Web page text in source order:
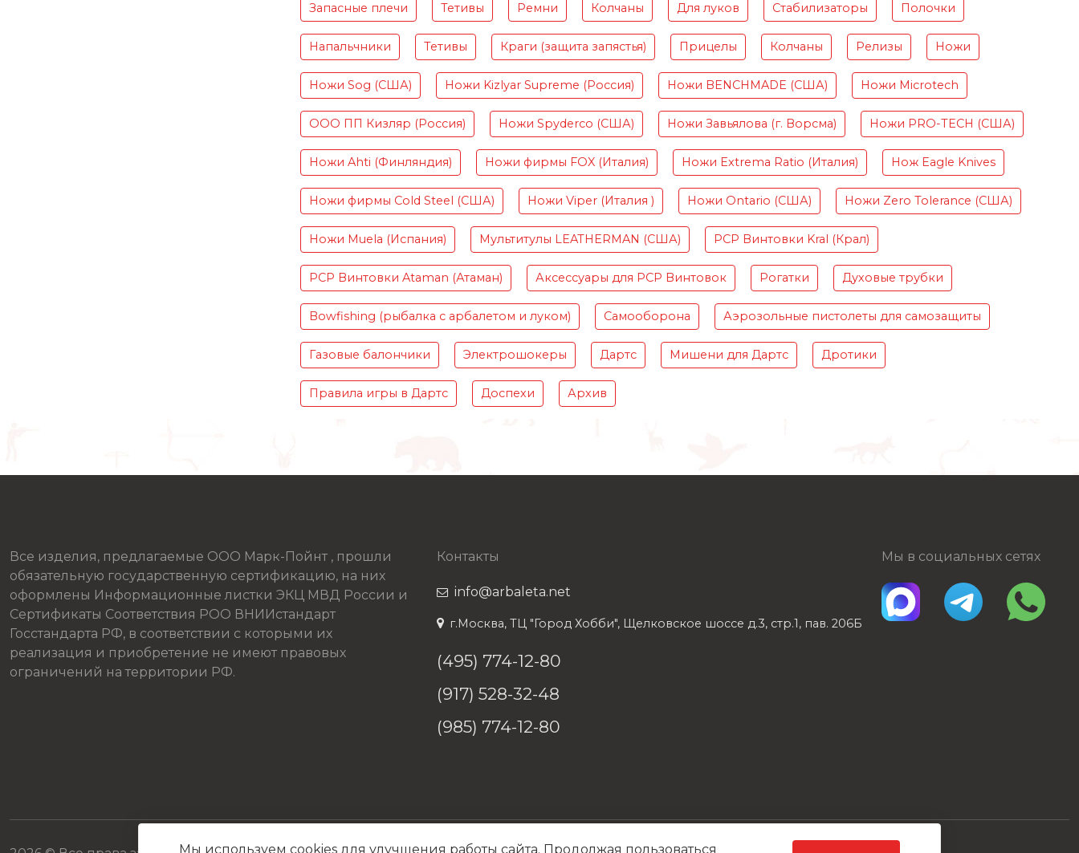
Запасные плечи Тетивы Ремни Колчаны Для луков Стабилизаторы Полочки
Напальчники Тетивы Краги (защита запястья) Прицелы Колчаны Релизы Ножи
Ножи Sog (США) Ножи Kizlyar Supreme (Россия) Ножи BENCHMADE (США) Ножи Microtech
ООО ПП Кизляр (Россия) Ножи Spyderco (США) Ножи Завьялова (г. Ворсма) Ножи PRO-TECH (США)
Ножи Ahti (Финляндия) Ножи фирмы FOX (Италия) Ножи Extrema Ratio (Италия) Нож Eagle Knives
Ножи фирмы Cold Steel (США) Ножи Viper (Италия ) Ножи Ontario (США) Ножи Zero Tolerance (США)
Ножи Muela (Испания) Мультитулы LEATHERMAN (США) PCP Винтовки Kral (Крал)
PCP Винтовки Ataman (Атаман) Аксессуары для PCP Винтовок Рогатки Духовые трубки
Bowfishing (рыбалка с арбалетом и луком) Самооборона Аэрозольные пистолеты для самозащиты
Газовые балончики Электрошокеры Дартс Мишени для Дартс Дротики
Правила игры в Дартс Доспехи Архив
Все изделия, предлагаемые ООО Марк-Пойнт , прошли
обязательную государственную сертификацию, на них
оформлены Информационные листки ЭКЦ МВД России и
Сертификаты Соответствия РОО ВНИИстандарт
Госстандарта РФ, в соответствии с которыми их
реализация и приобретение не имеют правовых
ограничений на территории РФ.
Контакты
info@arbaleta.net
г.Москва, ТЦ "Город Хобби", Щелковское шоссе д.3, стр.1, пав. 206Б
(495) 774-12-80
(917) 528-32-48
(985) 774-12-80
Мы в социальных сетях
Мы используем cookies для улучшения работы сайта. Продолжая пользоваться